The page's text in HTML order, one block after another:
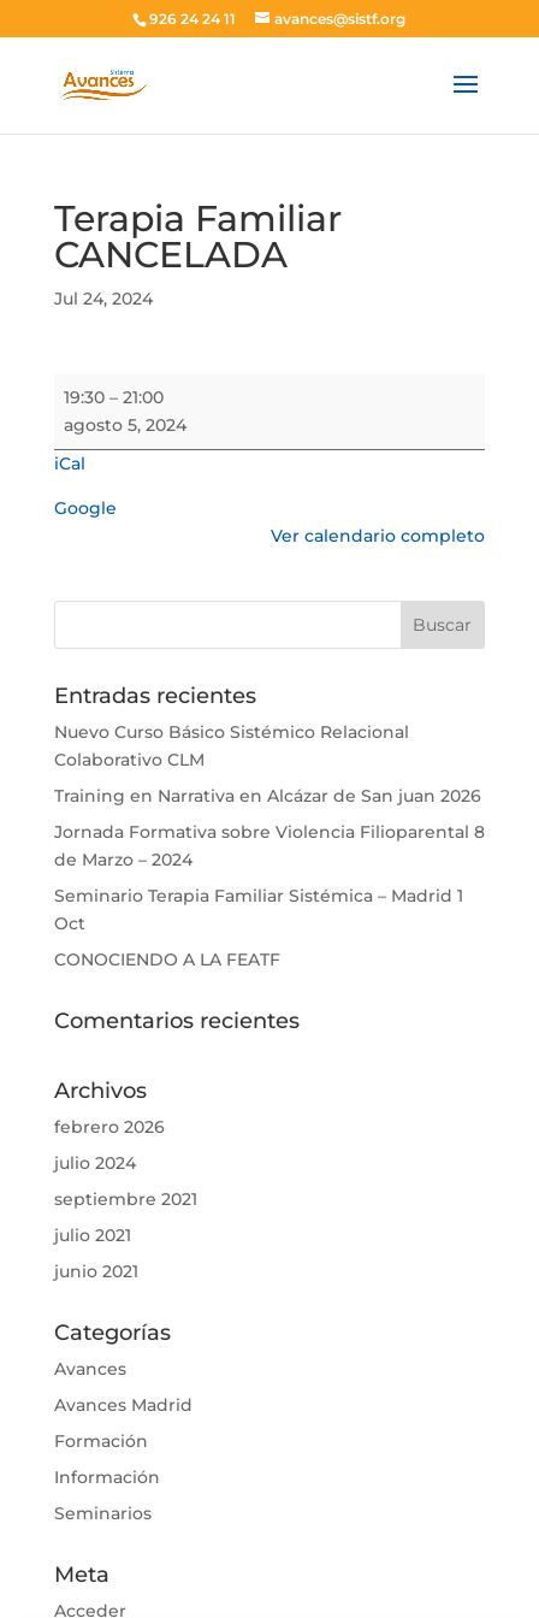
926 24 24 11 avances@sistf.org
Terapia Familiar
CANCELADA
Jul 24, 2024
Terapia
CANCELADA
19:30 – 21:00
agosto 5, 2024
iCal
Google
Ver calendario completo
Entradas recientes
Nuevo Curso Básico Sistémico Relacional
Colaborativo CLM
Training en Narrativa en Alcázar de San juan 2026
Jornada Formativa sobre Violencia Filioparental 8
de Marzo – 2024
Seminario Terapia Familiar Sistémica – Madrid 1
Oct
CONOCIENDO A LA FEATF
Comentarios recientes
Archivos
febrero 2026
julio 2024
septiembre 2021
julio 2021
junio 2021
Categorías
Avances
Avances Madrid
Formación
Información
Seminarios
Meta
Acceder